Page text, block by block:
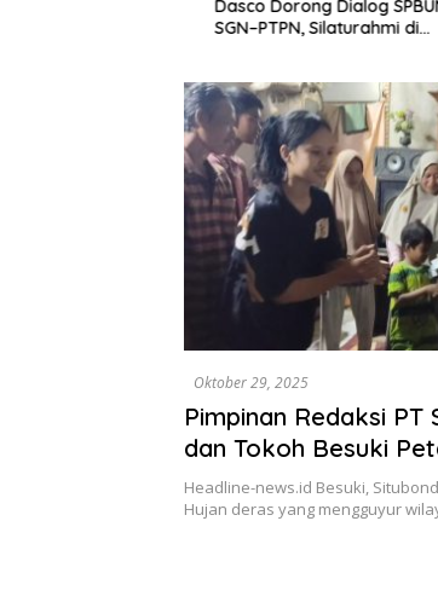
Dasco Dorong Dialog SPBUN
SGN–PTPN, Silaturahmi di
Oktober 29, 2025
Pimpinan Redaksi PT
dan Tokoh Besuki
Rumah Duka,
Doa
Headline-news.id Besuki,
Hujan deras yang mengguyur